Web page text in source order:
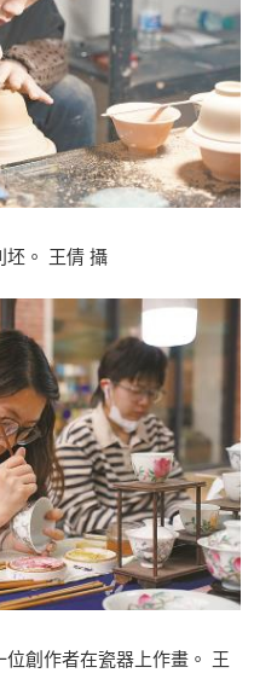
坯。 王倩 攝
創作者在瓷器上作畫。 王